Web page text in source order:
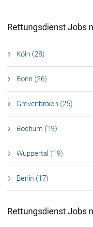
Rettungsdienst Jobs
Köln (28)
Bonn (26)
Grevenbroich (25)
Bochum (19)
Wuppertal (19)
Berlin (17)
Rettungsdienst Jobs